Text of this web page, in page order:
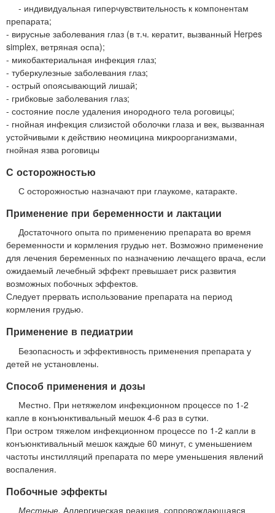
- индивидуальная гиперчувствительность к компонентам
препарата;
- вирусные заболевания глаз (в т.ч. кератит, вызванный Herpes
simplex, ветряная оспа);
- микобактериальная инфекция глаз;
- туберкулезные заболевания глаз;
- острый опоясывающий лишай;
- грибковые заболевания глаз;
- состояние после удаления инородного тела роговицы;
- гнойная инфекция слизистой оболочки глаза и век, вызванная
устойчивыми к действию неомицина микроорганизмами,
гнойная язва роговицы
С осторожностью
С осторожностью назначают при глаукоме, катаракте.
Применение при беременности и лактации
Достаточного опыта по применению препарата во время
беременности и кормления грудью нет. Возможно применение
для лечения беременных по назначению лечащего врача, если
ожидаемый лечебный эффект превышает риск развития
возможных побочных эффектов.
Следует прервать использование препарата на период
кормления грудью.
Применение в педиатрии
Безопасность и эффективность применения препарата у
детей не установлены.
Способ применения и дозы
Местно. При нетяжелом инфекционном процессе по 1-2
капле в конъюнктивальный мешок 4-6 раз в сутки.
При остром тяжелом инфекционном процессе по 1-2 капли в
конъюнктивальный мешок каждые 60 минут, с уменьшением
частоты инстилляций препарата по мере уменьшения явлений
воспаления.
Побочные эффекты
Местные. Аллергическая реакция, сопровождающаяся